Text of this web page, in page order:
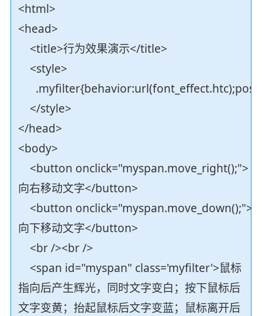
<html>
<head>
<title>行为效果演示</title>
<style>
</style>
</head>
<body>
<button onclick="myspan.move_right();">
向右移动文字</button>
<button onclick="myspan.move_down();">
向下移动文字</button>
<br /><br />
<span id="myspan" class='myfilter'>鼠标
指向后产生辉光，同时文字变白；按下鼠标后
文字变黄；抬起鼠标后文字变蓝；鼠标离开后